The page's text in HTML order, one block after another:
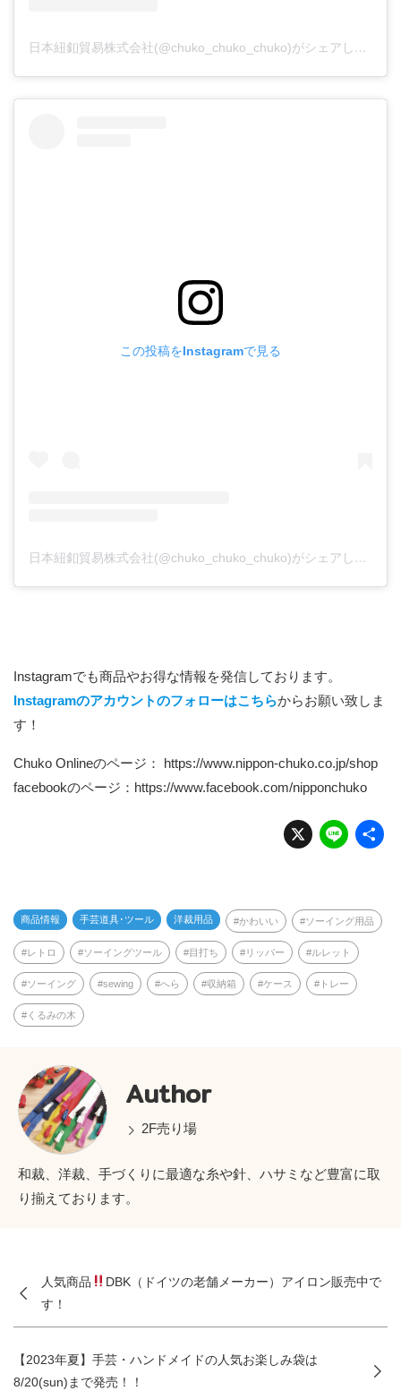
日本紐釦貿易株式会社(@chuko_chuko_chuko)がシェアした投稿
この投稿をInstagramで見る
日本紐釦貿易株式会社(@chuko_chuko_chuko)がシェアした投稿
Instagramでも商品やお得な情報を発信しております。
Instagramのアカウントのフォローはこちらからお願い致しま
す！
Chuko Onlineのページ： https://www.nippon-chuko.co.jp/shop
facebookのページ： https://www.facebook.com/nipponchuko
X Li
n
商品情報 手芸道具･ツール 洋裁用品 かわいい ソーイング用品
レトロ ソーイングツール 目打ち リッパー ルレット
ソーイング sewing へら 収納箱 ケース トレー
くるみの木
Author
2F売り場
和裁、洋裁、手づくりに最適な糸や針、ハサミなど豊富に取
り揃えております。
人気商品
DBK（ドイツの老舗メーカー）アイロン販売中で
す！
【2023年夏】手芸・ハンドメイドの人気お楽しみ袋は
8/20(sun)まで発売！！